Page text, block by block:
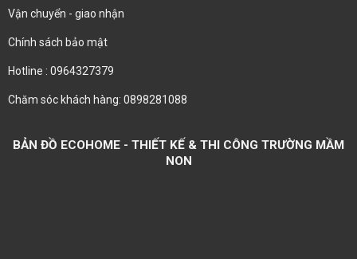
Vận chuyển - giao nhận
Chính sách bảo mật
Hotline : 0964327379
Chăm sóc khách hàng: 0898281088
BẢN ĐỒ ECOHOME - THIẾT KẾ & THI CÔNG TRƯỜNG MẦM
NON